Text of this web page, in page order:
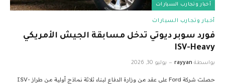
أخبار وتجارب السيارات
أخبار وتجارب السيارات
فورد سوبر ديوتي تدخل مسابقة الجيش الأمريكي
ISV-Heavy
بواسطة rayyan يوليو 30, 2026
حصلت شركة Ford على عقد من وزارة الدفاع لبناء ثلاثة نماذج أولية من طراز ISV-